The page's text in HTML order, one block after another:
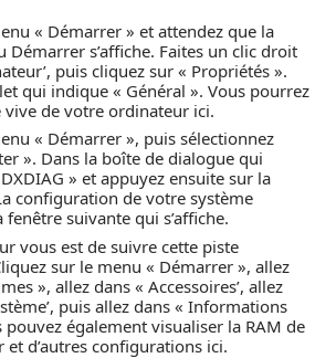
« Démarrer » et attendez que la
Démarrer s’affiche. Faites un clic droit
puis cliquez sur « Propriétés ».
qui indique « Général ». Vous pourrez
de votre ordinateur ici.
« Démarrer », puis sélectionnez
». Dans la boîte de dialogue qui
» et appuyez ensuite sur la
configuration de votre système
fenêtre suivante qui s’affiche.
vous est de suivre cette piste
sur le menu « Démarrer », allez
», allez dans « Accessoires’, allez
puis allez dans « Informations
pouvez également visualiser la RAM de
d’autres configurations ici.